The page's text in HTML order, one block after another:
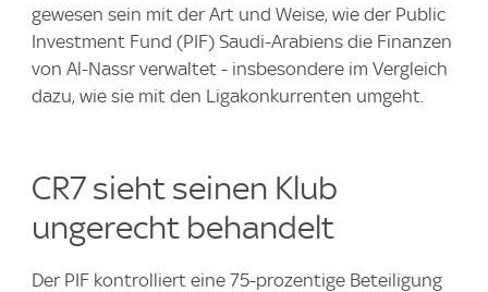
gewesen sein mit der Art und Weise, wie der Public
Investment Fund (PIF) Saudi-Arabiens die Finanzen
von Al-Nassr verwaltet - insbesondere im Vergleich
dazu, wie sie mit den Ligakonkurrenten umgeht.
CR7 sieht seinen Klub
ungerecht behandelt
Der PIF kontrolliert eine 75-prozentige Beteiligung